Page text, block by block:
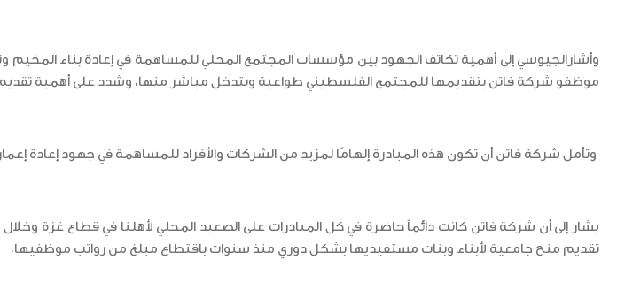
وأشارالجيوسي إلى أهمية تكاتف الجهود بين مؤسسات المجتمع المحلي للمساهمة في إعادة بناء المخيم
موظفو شركة فاتن بتقديمها للمجتمع الفلسطيني طواعية وبتدخل مباشر منها، وشدد على أهمية
وتأمل شركة فاتن أن تكون هذه المبادرة إلهامًا لمزيد من الشركات والأفراد للمساهمة في جهود إعادة
يشار إلى أن شركة فاتن كانت دائماً حاضرة في كل المبادرات على الصعيد المحلي لأهلنا في قطاع غزة وخلال
تقديم منح جامعية لأبناء وبنات مستفيديها بشكل دوري منذ سنوات باقتطاع مبلغ من رواتب موظفيها.